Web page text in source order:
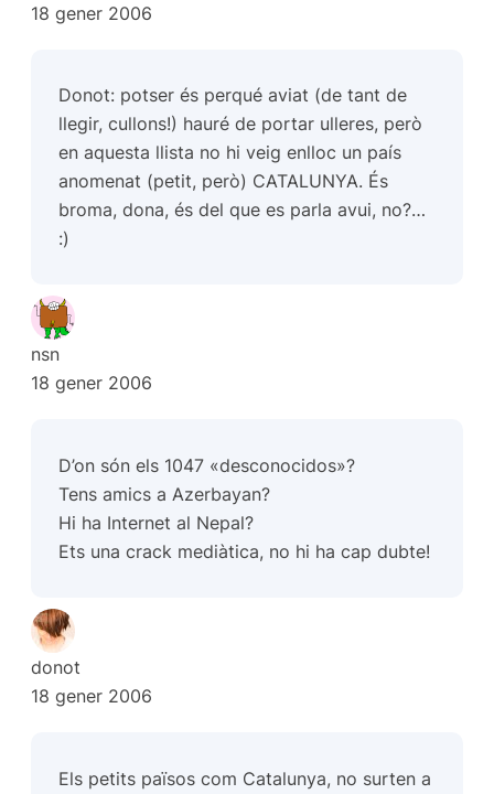
18 gener 2006
Donot: potser és perqué aviat (de tant de
llegir, cullons!) hauré de portar ulleres, però
en aquesta llista no hi veig enlloc un país
anomenat (petit, però) CATALUNYA. És
broma, dona, és del que es parla avui, no?…
:)
nsn
18 gener 2006
D’on són els 1047 «desconocidos»?
Tens amics a Azerbayan?
Hi ha Internet al Nepal?
Ets una crack mediàtica, no hi ha cap dubte!
donot
18 gener 2006
Els petits països com Catalunya, no surten a